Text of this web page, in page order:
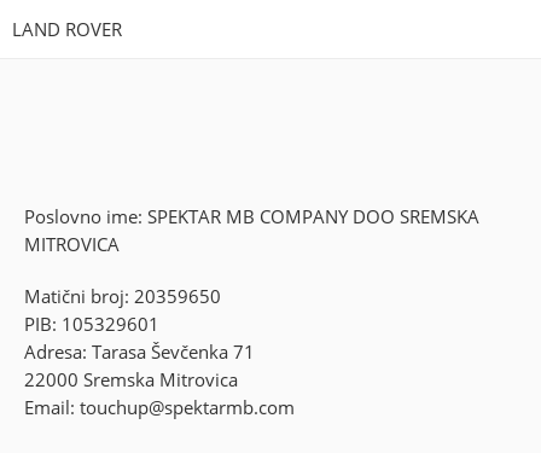
LAND ROVER
Poslovno ime: SPEKTAR MB COMPANY DOO SREMSKA
MITROVICA
Matični broj: 20359650
PIB: 105329601
Adresa: Tarasa Ševčenka 71
22000 Sremska Mitrovica
Email: touchup@spektarmb.com